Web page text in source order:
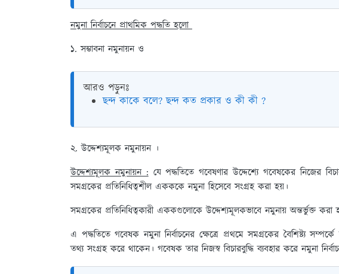
নমুনা নির্বাচনে প্রাথমিক পদ্ধতি হলো
১. সম্ভাবনা নমুনায়ন ও
আরও পড়ুনঃ
ছন্দ কাকে বলে? ছন্দ কত প্রকার ও কী কী ?
২. উদ্দেশ্যমূলক নমুনায়ন ।
উদ্দেশ্যমূলক নমুনায়ন :যে পদ্ধতিতে গবেষণার উদ্দেশ্যে গবেষকের নিজের
সমগ্রকের প্রতিনিধিত্বশীল একককে নমুনা হিসেবে সংগ্রহ করা হয়।
সমগ্রকের প্রতিনিধিত্বকারী এককগুলোকে উদ্দেশ্যমূলকভাবে নমুনায় অন্তর্ভুক্ত
এ পদ্ধতিতে গবেষক নমুনা নির্বাচনের ক্ষেত্রে প্রথমে সমগ্রকের বৈশিষ্ট্য
তথ্য সংগ্রহ করে থাকেন। গবেষক তার নিজস্ব বিচারবুদ্ধি ব্যবহার করে নমুনা